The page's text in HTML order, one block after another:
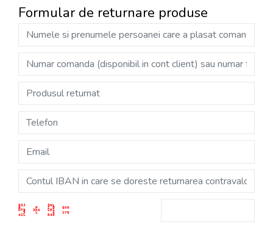
Formular de returnare produse
O3J 3WL
9 P 2 G QXN
NT9 3KA LE1
5 L 4 1YQ
42L R45